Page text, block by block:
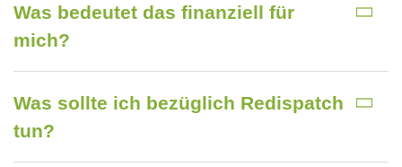
Was bedeutet das finanziell für
mich?
Was sollte ich bezüglich Redispatch
tun?